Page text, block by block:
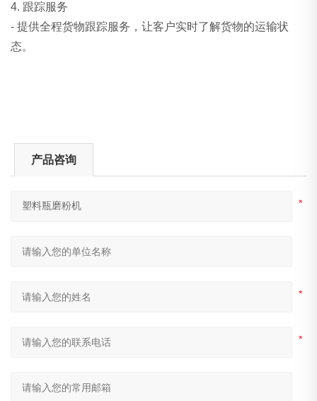
4. 跟踪服务
- 提供全程货物跟踪服务，让客户实时了解货物的运输状
态。
产品咨询